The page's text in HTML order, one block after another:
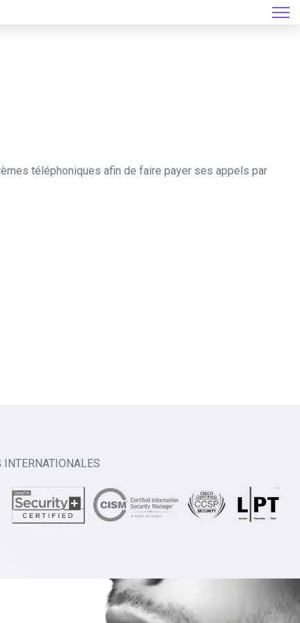
téléphoniques afin de faire payer ses appels par
INTERNATIONALES